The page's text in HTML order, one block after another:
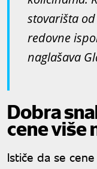
stovarišta
redovne
naglašava
Dobra
cene više
Ističe da se